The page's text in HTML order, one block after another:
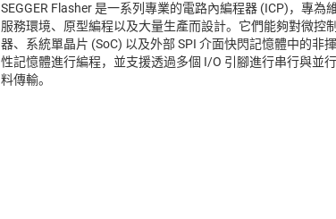
SEGGER Flasher 是一系列專業的電路內編程器 (ICP)，專為
服務環境、原型編程以及大量生產而設計。它們能夠對微控制
器、系統單晶片 (SoC) 以及外部 SPI 介面快閃記憶體中的非
性記憶體進行編程，並支援透過多個 I/O 引腳進行串行與並
料傳輸。